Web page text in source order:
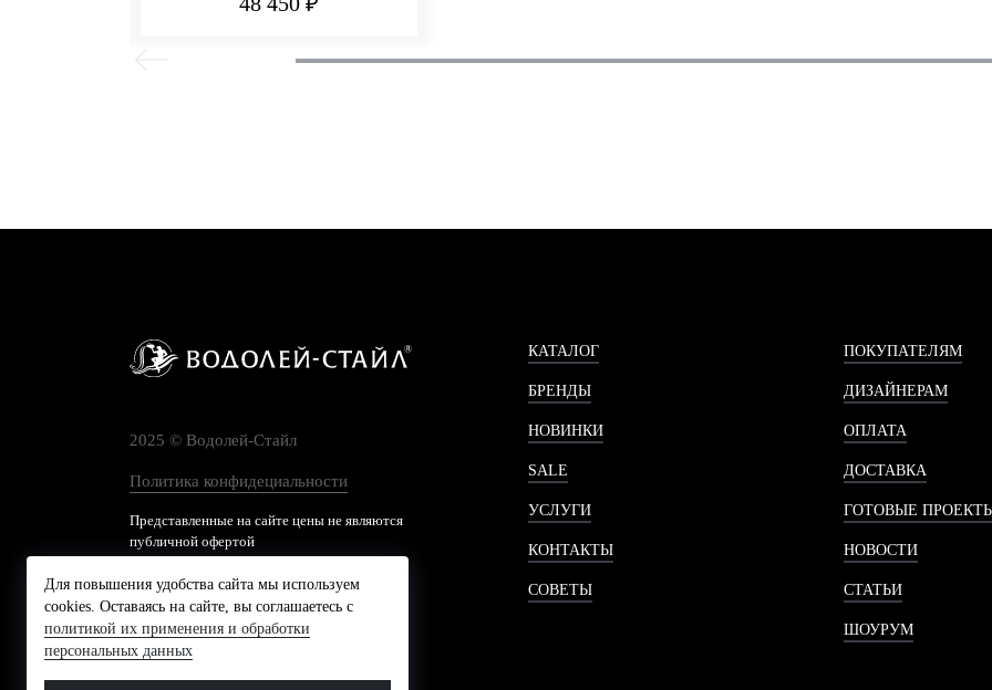
2025 © Водолей-Cтайл
Политика конфидециальности
Представленные на сайте цены не являются
публичной офертой
КАТАЛОГ
БРЕНДЫ
НОВИНКИ
SALE
УСЛУГИ
КОНТАКТЫ
СОВЕТЫ
ПОКУПАТЕЛЯМ
ДИЗАЙНЕРАМ
ОПЛАТА
ДОСТАВКА
ГОТОВЫЕ
НОВОСТИ
СТАТЬИ
ШОУРУМ
Для повышения удобства сайта мы используем
cookies. Оставаясь на сайте, вы соглашаетесь с
политикой их применения и обработки
персональных данных